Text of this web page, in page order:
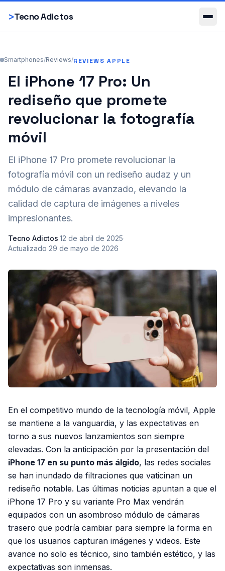
>Tecno Adictos
Smartphones
Smartphones/Reviews/REVIEWS APPLE
El iPhone 17 Pro: Un
rediseño que promete
revolucionar la fotografía
móvil
El iPhone 17 Pro promete revolucionar la
fotografía móvil con un rediseño audaz y un
módulo de cámaras avanzado, elevando la
calidad de captura de imágenes a niveles
impresionantes.
Tecno Adictos·12 de abril de 2025·
Actualizado 29 de mayo de 2026
En el competitivo mundo de la tecnología móvil, Apple
se mantiene a la vanguardia, y las expectativas en
torno a sus nuevos lanzamientos son siempre
elevadas. Con la anticipación por la presentación del
iPhone 17 en su punto más álgido, las redes sociales
se han inundado de filtraciones que vaticinan un
rediseño notable. Las últimas noticias apuntan a que el
iPhone 17 Pro y su variante Pro Max vendrán
equipados con un asombroso módulo de cámaras
trasero que podría cambiar para siempre la forma en
que los usuarios capturan imágenes y videos. Este
avance no solo es técnico, sino también estético, y las
expectativas son inmensas.